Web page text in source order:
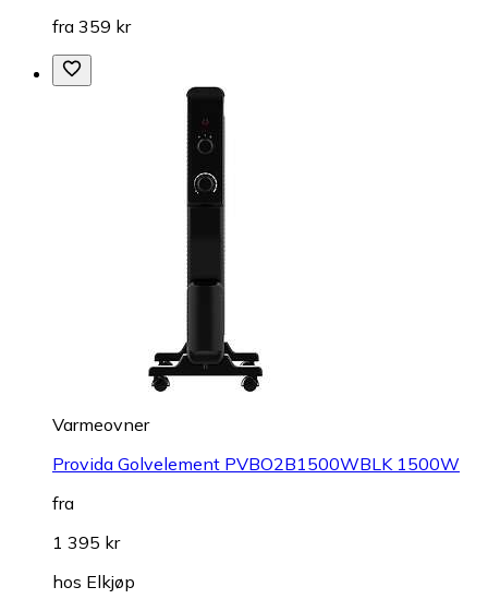
fra 359 kr
Varmeovner
Provida Golvelement PVBO2B1500WBLK 1500W
fra
1 395 kr
hos Elkjøp